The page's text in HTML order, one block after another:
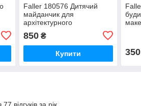
Faller 180576 Дитячий
майданчик для
архітектурного
масштабу 1/87, H0
850₴
Купити 350